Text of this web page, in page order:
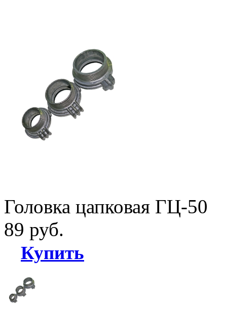
Головка цапковая ГЦ-50
89 руб.
Купить